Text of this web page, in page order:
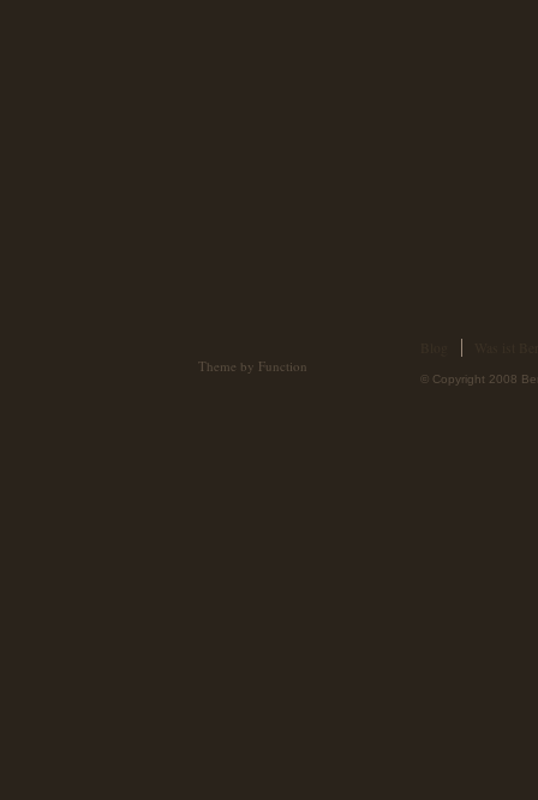
Theme by Function
© Copyright 2008